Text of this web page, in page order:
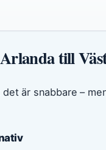
till
är snabbare –